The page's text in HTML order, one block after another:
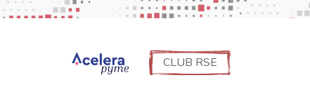
CLUB RSE